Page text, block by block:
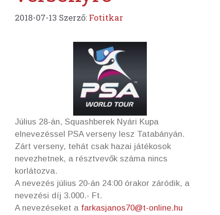
2018-07-13 Szerző: Fotitkar
Július 28-án, Squashberek Nyári Kupa
elnevezéssel PSA verseny lesz Tatabányán.
Zárt verseny, tehát csak hazai játékosok
nevezhetnek, a résztvevők száma nincs
korlátozva.
A nevezés július 20-án 24:00 órakor záródik, a
nevezési díj 3.000.- Ft.
A nevezéseket a farkasjanos70@t-online.hu